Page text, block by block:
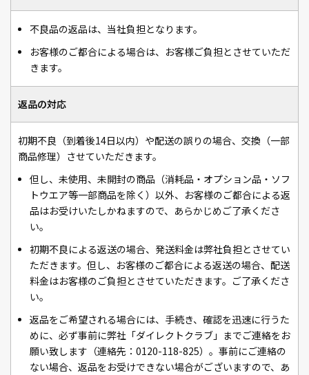
不良品の返品は、当社負担となります。
お客様のご都合による場合は、お客様ご負担とさせていただ
きます。
返品の対応
初期不良（到着後14日以内）や配送の誤りの場合、交換（一部
商品修理）させていただきます。
但し、未使用、未開封の商品（消耗品・オプション品・ソフ
トウエア等一部商品を除く）以外、お客様のご都合による返
品はお受けいたしかねますので、あらかじめご了承くださ
い。
初期不良による返送の場合、発送料金は弊社負担とさせてい
ただきます。但し、お客様のご都合による返送の場合、配送
料金はお客様のご負担とさせていただきます。ご了承くださ
い。
返品をご希望される場合には、手続き、確認を迅速に行うた
めに、必ず事前に弊社「ダイレクトクラブ」までご連絡をお
願い致します（連絡先：0120-118-825）。事前にご連絡の
ない場合、返品をお受けできない場合がございますので、あ